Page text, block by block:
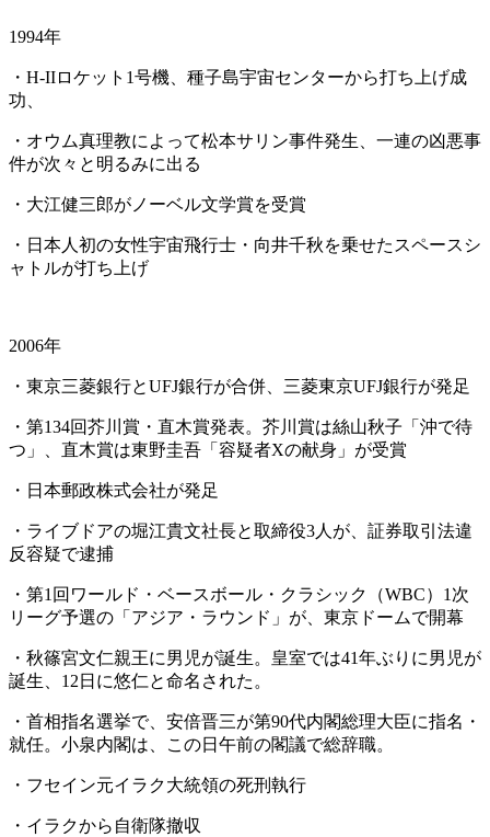
1994年
・H-IIロケット1号機、種子島宇宙センターから打ち上げ成
功、
・オウム真理教によって松本サリン事件発生、一連の凶悪事
件が次々と明るみに出る
・大江健三郎がノーベル文学賞を受賞
・日本人初の女性宇宙飛行士・向井千秋を乗せたスペースシ
ャトルが打ち上げ
2006年
・東京三菱銀行とUFJ銀行が合併、三菱東京UFJ銀行が発足
・第134回芥川賞・直木賞発表。芥川賞は絲山秋子「沖で待
つ」、直木賞は東野圭吾「容疑者Xの献身」が受賞
・日本郵政株式会社が発足
・ライブドアの堀江貴文社長と取締役3人が、証券取引法違
反容疑で逮捕
・第1回ワールド・ベースボール・クラシック（WBC）1次
リーグ予選の「アジア・ラウンド」が、東京ドームで開幕
・秋篠宮文仁親王に男児が誕生。皇室では41年ぶりに男児が
誕生、12日に悠仁と命名された。
・首相指名選挙で、安倍晋三が第90代内閣総理大臣に指名・
就任。小泉内閣は、この日午前の閣議で総辞職。
・フセイン元イラク大統領の死刑執行
・イラクから自衛隊撤収